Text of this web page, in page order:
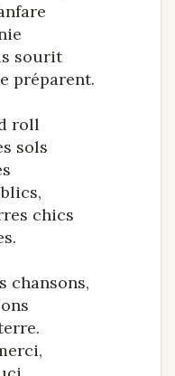
sourit
préparent.
roll
sols
chics
chansons,